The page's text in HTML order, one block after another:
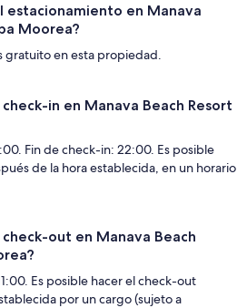
estacionamiento en Manava
Moorea?
gratuito en esta propiedad.
in en Manava Beach Resort
Fin de check-in: 22:00. Es posible
de la hora establecida, en un horario
out en Manava Beach
Es posible hacer el check-out
por un cargo (sujeto a